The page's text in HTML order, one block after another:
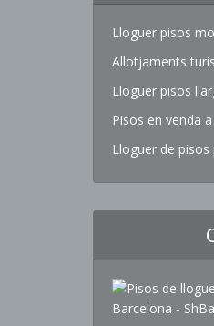
Lloguer pisos
Allotjaments
Lloguer pisos
Pisos en venda
Lloguer de